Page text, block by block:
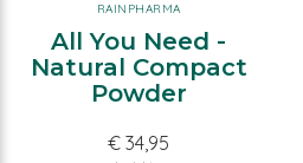
RAINPHARMA
All You Need -
Natural Compact
Powder
€ 34,95